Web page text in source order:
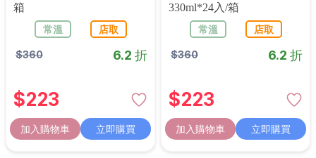
箱
常溫
店取
$360 6.2 折
$223
加入購物車 立即購買
330ml*24入/箱
常溫
店取
$360 6.2 折
$223
加入購物車 立即購買